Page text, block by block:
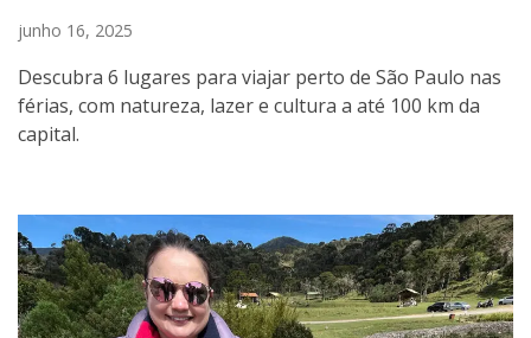
junho 16, 2025
Descubra 6 lugares para viajar perto de São Paulo nas
férias, com natureza, lazer e cultura a até 100 km da
capital.